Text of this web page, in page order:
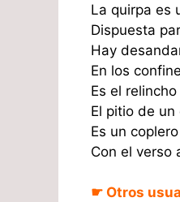
La quirpa es
Dispuesta
Hay
En los
Es el
El pitio de un
Es un
Con el verso
☛ Otros